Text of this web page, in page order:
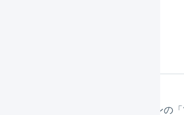
メインナビゲーションの「